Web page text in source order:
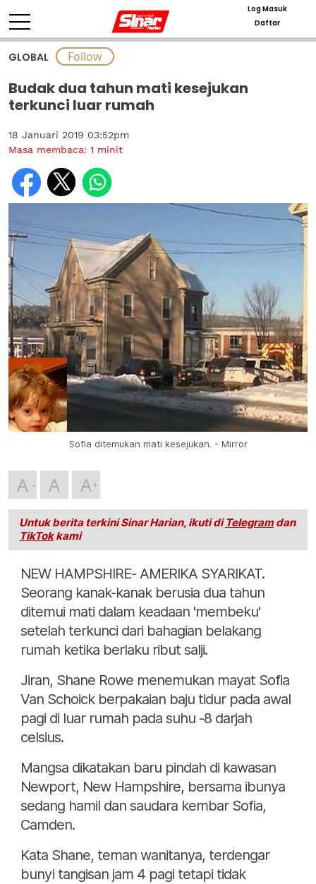
Log Masuk
Daftar
GLOBAL
Budak dua tahun mati kesejukan
terkunci luar rumah
18 Januari 2019 03:52pm
Masa membaca: 1 minit
Sofia ditemukan mati kesejukan. - Mirror
A A A
Untuk berita terkini Sinar Harian, ikuti di Telegramdan
TikTokkami
NEW HAMPSHIRE- AMERIKA SYARIKAT.
Seorang kanak-kanak berusia dua tahun
ditemui mati dalam keadaan 'membeku'
setelah terkunci dari bahagian belakang
rumah ketika berlaku ribut salji.
Jiran, Shane Rowe menemukan mayat Sofia
Van Schoick berpakaian baju tidur pada awal
pagi di luar rumah pada suhu -8 darjah
celsius.
Mangsa dikatakan baru pindah di kawasan
Newport, New Hampshire, bersama ibunya
sedang hamil dan saudara kembar Sofia,
Camden.
Kata Shane, teman wanitanya, terdengar
bunyi tangisan jam 4 pagi tetapi tidak